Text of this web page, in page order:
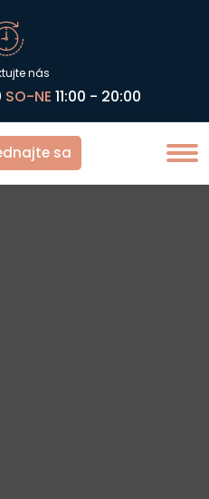
nás
SO-NE 11:00 - 20:00
sa